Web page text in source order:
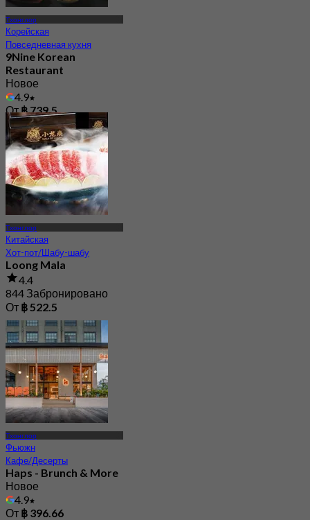
Тхонглор
Корейская
Повседневная кухня
9Nine Korean
Restaurant
Новое
4.9
От฿ 739.5
Тхонглор
Китайская
Хот-пот/Шабу-шабу
Loong Mala
4.4
844 Забронировано
От ฿ 522.5
Тхонглор
Фьюжн
Кафе/Десерты
Haps - Brunch & More
Новое
4.9
От ฿ 396.66